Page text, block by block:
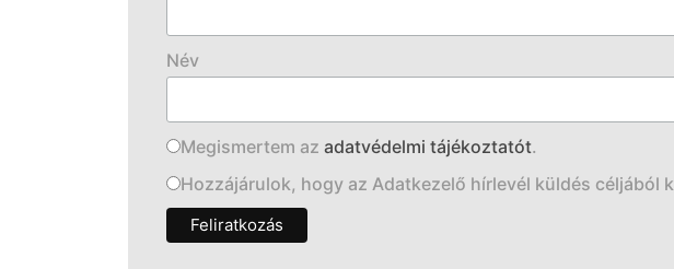
Név
Megismertem az adatvédelmi tájékoztatót.
Hozzájárulok, hogy az Adatkezelő hírlevél küldés céljából